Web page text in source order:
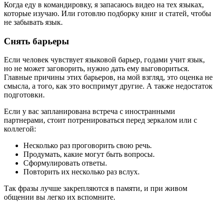
Когда еду в командировку, я запасаюсь видео на тех языках,
которые изучаю. Или готовлю подборку книг и статей, чтобы
не забывать язык.
Снять барьеры
Если человек чувствует языковой барьер, годами учит язык,
но не может заговорить, нужно дать ему выговориться.
Главные причины этих барьеров, на мой взгляд, это оценка не
смысла, а того, как это воспримут другие. А также недостаток
подготовки.
Если у вас запланирована встреча с иностранными
партнерами, стоит потренироваться перед зеркалом или с
коллегой:
Несколько раз проговорить свою речь.
Продумать, какие могут быть вопросы.
Сформулировать ответы.
Повторить их несколько раз вслух.
Так фразы лучше закрепляются в памяти, и при живом
общении вы легко их вспомните.